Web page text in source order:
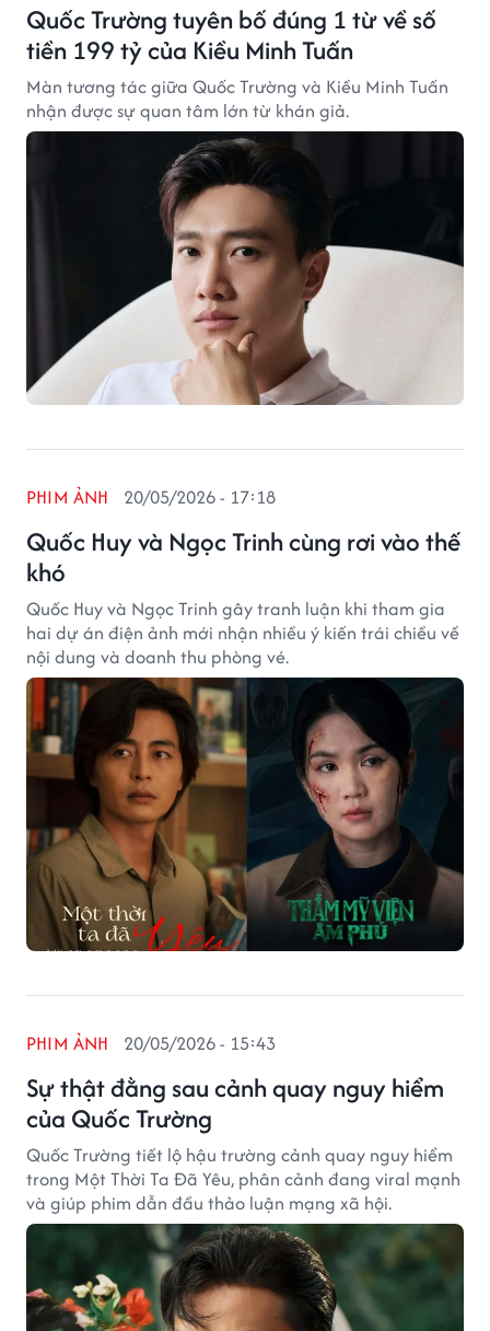
Quốc Trường tuyên bố đúng 1 từ về số
tiền 199 tỷ của Kiều Minh Tuấn
Màn tương tác giữa Quốc Trường và Kiều Minh Tuấn
nhận được sự quan tâm lớn từ khán giả.
Quốc Huy và Ngọc Trinh cùng rơi vào thế
khó
PHIM ẢNH 20/05/2026 - 17:18
Quốc Huy và Ngọc Trinh gây tranh luận khi tham gia
hai dự án điện ảnh mới nhận nhiều ý kiến trái chiều về
nội dung và doanh thu phòng vé.
Sự thật đằng sau cảnh quay nguy hiểm
của Quốc Trường
PHIM ẢNH 20/05/2026 - 15:43
Quốc Trường tiết lộ hậu trường cảnh quay nguy hiểm
trong Một Thời Ta Đã Yêu, phân cảnh đang viral mạnh
và giúp phim dẫn đầu thảo luận mạng xã hội.